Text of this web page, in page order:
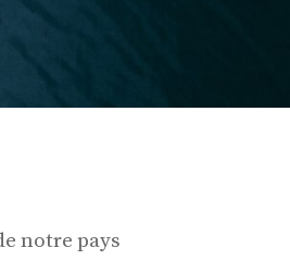
notre pays